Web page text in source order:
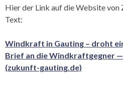
Hier der Link auf die Website
Text:
Windkraft in Gauting – droht
Brief an die Windkraftgegner
(zukunft-gauting.de)